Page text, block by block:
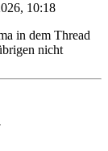
10:18
in dem Thread
nicht